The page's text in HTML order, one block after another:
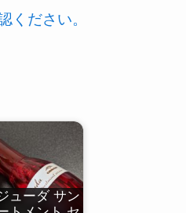
ください。
ューダ サン